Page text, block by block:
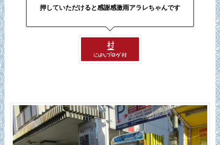
押していただけると感謝感激雨アラレちゃんです